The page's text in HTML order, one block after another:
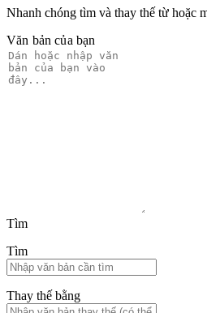
Nhanh chóng tìm và thay thế từ hoặc
Văn bản của bạn
Tìm
Tìm
Thay thế bằng